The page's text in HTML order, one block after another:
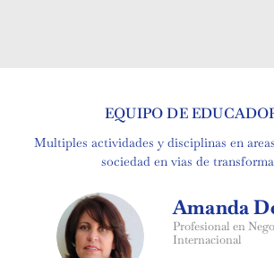
EQUIPO DE
Multiples actividades y disciplinas en
sociedad en vias de
Amanda
Profesional en
Internacional